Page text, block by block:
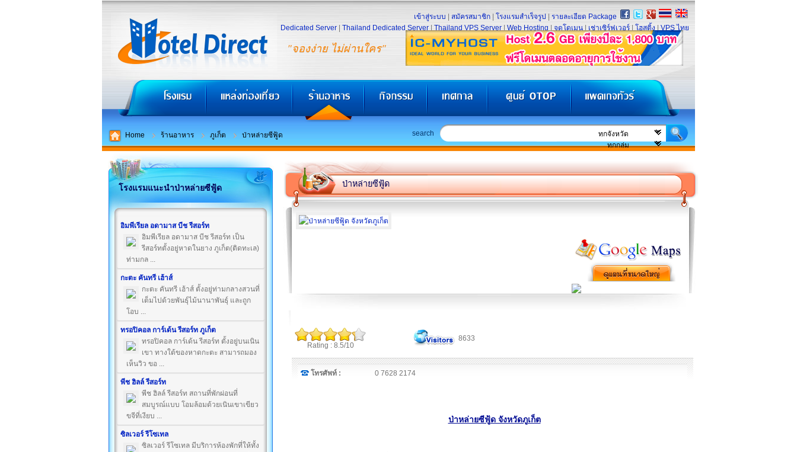
"จองง่าย ไม่ผ่านใคร"
เข้าสู่ระบบ สมัครสมาชิก โรงแรมสำเร็จรูป
รายละเอียด Package
Dedicated Server
Thailand Dedicated Server Thailand VPS Server Web Hosting จดโดเมน เช่าเซิร์ฟเวอร์ โฮสติ้ง VPS ไทย
Home ร้านอาหาร ภูเก็ต ป่าหล่ายซีฟู้ด search
โรงแรมแนะนำป่าหล่ายซีฟู้ด
อิมพีเรียล อดามาส บีช รีสอร์ท
อิมพีเรียล อดามาส บีช รีสอร์ท เป็น
รีสอร์ทตั้งอยู่หาดในยาง ภูเก็ต(ติดทะเล)
ท่ามกล ...
กะตะ คันทรี เฮ้าส์
กะตะ คันทรี เฮ้าส์ ตั้งอยู่ท่ามกลางสวนที่
เต็มไปด้วยพันธุ์ไม้นานาพันธุ์ และถูก
โอบ ...
ทรอปิคอล การ์เด้น รีสอร์ท ภูเก็ต
ทรอปิคอล การ์เด้น รีสอร์ท ตั้งอยู่บนเนิน
เขา ทางใต้ของหาดกะตะ สามารถมอง
เห็นวิว ขอ ...
พีช ฮิลล์ รีสอร์ท
พีช ฮิลล์ รีสอร์ท สถานที่พักผ่อนที่
สมบูรณ์แบบ โอมล้อมด้วยเนินเขาเขียว
ขจีที่เงียบ ...
ซิลเวอร์ รีโซเทล
ซิลเวอร์ รีโซเทล มีบริการห้องพักที่ให้ทั้ง
ป่าหล่ายซีฟู้ด
Rating : 8.5/10
8633
โทรศัพท์ : 0 7628 2174
ป่าหล่ายซีฟู้ด จังหวัดภูเก็ต